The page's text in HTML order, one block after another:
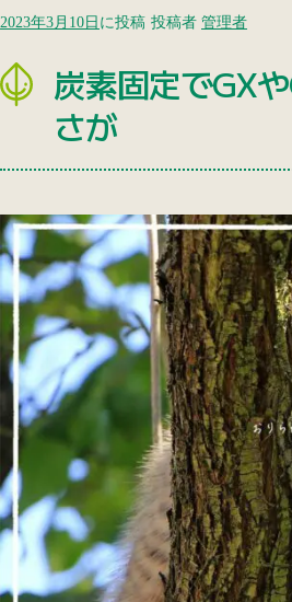
2023年3月10日 に投稿 投稿者 管理者
炭素固定でGX
さが